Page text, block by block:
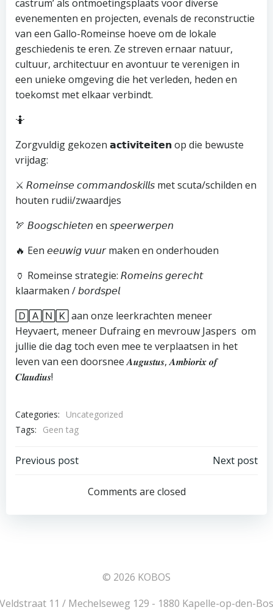
castrum’ als ontmoetingsplaats voor diverse
evenementen en projecten, evenals de reconstructie
van een Gallo-Romeinse hoeve om de lokale
geschiedenis te eren. Ze streven ernaar natuur,
cultuur, architectuur en avontuur te verenigen in
een unieke omgeving die het verleden, heden en
toekomst met elkaar verbindt.
🤷
Zorgvuldig gekozen 𝗮𝗰𝘁𝗶𝘃𝗶𝘁𝗲𝗶𝘁𝗲𝗻 op die bewuste
vrijdag:
⚔️ 𝘙𝘰𝘮𝘦𝘪𝘯𝘴𝘦 𝘤𝘰𝘮𝘮𝘢𝘯𝘥𝘰𝘴𝘬𝘪𝘭𝘭𝘴 met scuta/schilden en
houten rudii/zwaardjes
🏹 𝘉𝘰𝘰𝘨𝘴𝘤𝘩𝘪𝘦𝘵𝘦𝘯 en 𝘴𝘱𝘦𝘦𝘳𝘸𝘦𝘳𝘱𝘦𝘯
🔥 Een 𝘦𝘦𝘶𝘸𝘪𝘨 𝘷𝘶𝘶𝘳 maken en onderhouden
🏺 Romeinse strategie: 𝘙𝘰𝘮𝘦𝘪𝘯𝘴 𝘨𝘦𝘳𝘦𝘤𝘩𝘵
klaarmaken / 𝘣𝘰𝘳𝘥𝘴𝘱𝘦𝘭
🄳🄰🄽🄺 aan onze leerkrachten meneer
Heyvaert, meneer Dufraing en mevrouw Jaspers om
jullie die dag toch even mee te verplaatsen in het
leven van een doorsnee 𝑨𝒖𝒈𝒖𝒔𝒕𝒖𝒔, 𝑨𝒎𝒃𝒊𝒐𝒓𝒊𝒙 𝒐𝒇
𝑪𝒍𝒂𝒖𝒅𝒊𝒖𝒔!
Categories:
Uncategorized
Tags:
Geen tag
Bericht
navigatie
Previous post
Bericht
navigatie
Next post
Comments are closed
© 2026 KOBOS
Veldstraat 11 / Mechelseweg 129 - 1880 Kapelle-op-den-Bos